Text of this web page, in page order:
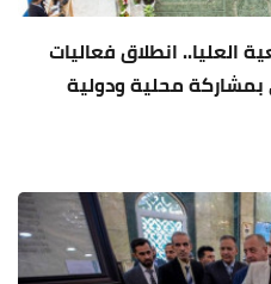
العليا.. انطلاق فعاليات
محلية ودولية